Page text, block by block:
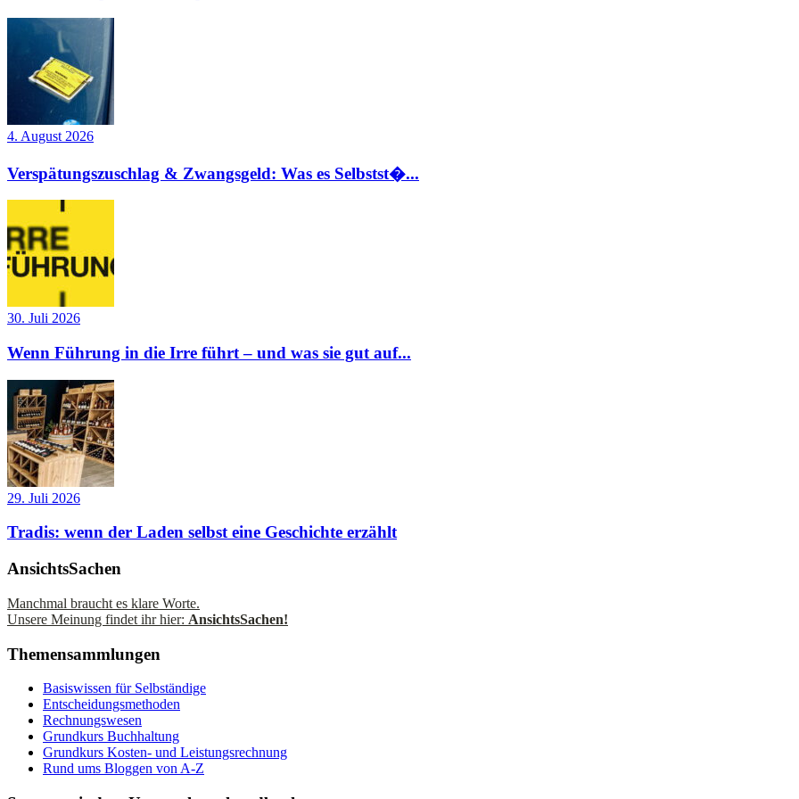
4. August 2026
Verspätungszuschlag & Zwangsgeld: Was es Selbstst�...
30. Juli 2026
Wenn Führung in die Irre führt – und was sie gut auf...
29. Juli 2026
Tradis: wenn der Laden selbst eine Geschichte erzählt
AnsichtsSachen
Manchmal braucht es klare Worte.
Unsere Meinung findet ihr hier: AnsichtsSachen!
Themensammlungen
Basiswissen für Selbständige
Entscheidungsmethoden
Rechnungswesen
Grundkurs Buchhaltung
Grundkurs Kosten- und Leistungsrechnung
Rund ums Bloggen von A-Z